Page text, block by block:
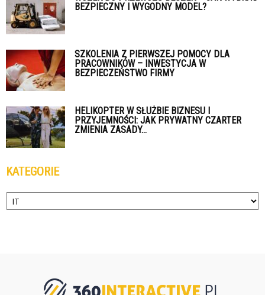
BEZPIECZNY I WYGODNY MODEL?
SZKOLENIA Z PIERWSZEJ POMOCY DLA
PRACOWNIKÓW – INWESTYCJA W
BEZPIECZEŃSTWO FIRMY
HELIKOPTER W SŁUŻBIE BIZNESU I
PRZYJEMNOŚCI: JAK PRYWATNY CZARTER
ZMIENIA ZASADY...
KATEGORIE
Kategorie